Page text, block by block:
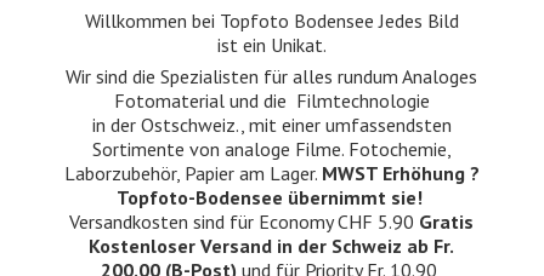
Willkommen bei Topfoto Bodensee Jedes Bild
ist ein Unikat.
Wir sind die Spezialisten für alles rundum Analoges
Fotomaterial und die Filmtechnologie
in der Ostschweiz., mit einer umfassendsten
Sortimente von analoge Filme. Fotochemie,
Laborzubehör, Papier am Lager. MWST Erhöhung ?
Topfoto-Bodensee übernimmt sie!
Versandkosten sind für Economy CHF 5.90 Gratis
Kostenloser Versand in der Schweiz ab Fr.
200.00 (B-Post) und für Priority Fr. 10.90